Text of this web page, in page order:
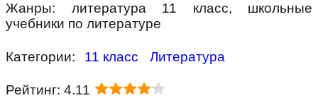
Жанры: литература 11 класс, школьные
учебники по литературе
Категории: 11 класс Литература
Рейтинг: 4.11